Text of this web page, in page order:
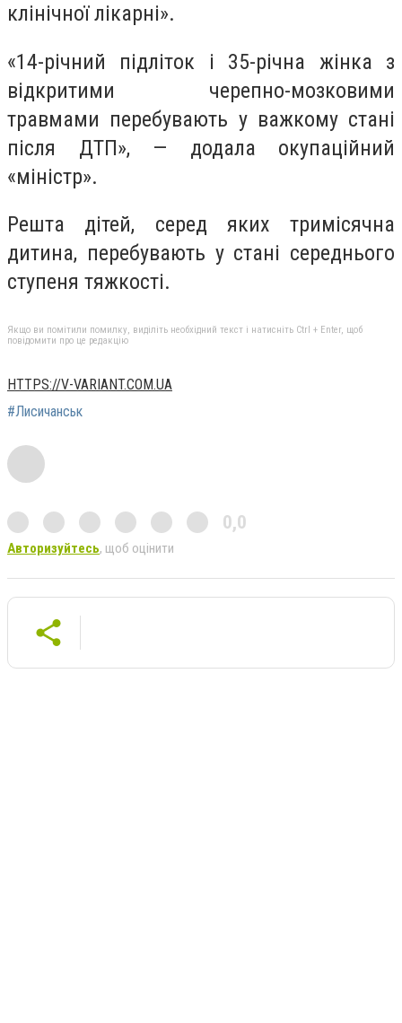
клінічної лікарні».
«14-річний підліток і 35-річна жінка з
відкритими черепно-мозковими
травмами перебувають у важкому стані
після ДТП», — додала окупаційний
«міністр».
Решта дітей, серед яких тримісячна
дитина, перебувають у стані середнього
ступеня тяжкості.
Якщо ви помітили помилку, виділіть необхідний текст і натисніть Ctrl + Enter, щоб
повідомити про це редакцію
HTTPS://V-VARIANT.COM.UA
#Лисичанськ
0,0
Авторизуйтесь, щоб оцінити